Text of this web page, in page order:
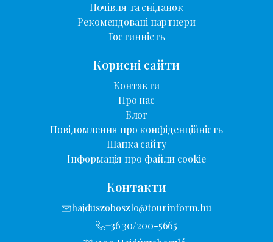
Ночівля та сніданок
Рекомендовані партнери
Гостинність
Корисні сайти
Контакти
Про нас
Блог
Повідомлення про конфіденційність
Шапка сайту
Інформація про файли cookie
Контакти
hajduszoboszlo@tourinform.hu
+36 30/200-5665